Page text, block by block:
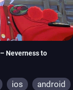
Neverness to
ios android